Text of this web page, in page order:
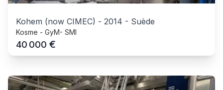
Kohem (now CIMEC) - 2014 - Suède
Kosme - GyM- SMI
40 000 €